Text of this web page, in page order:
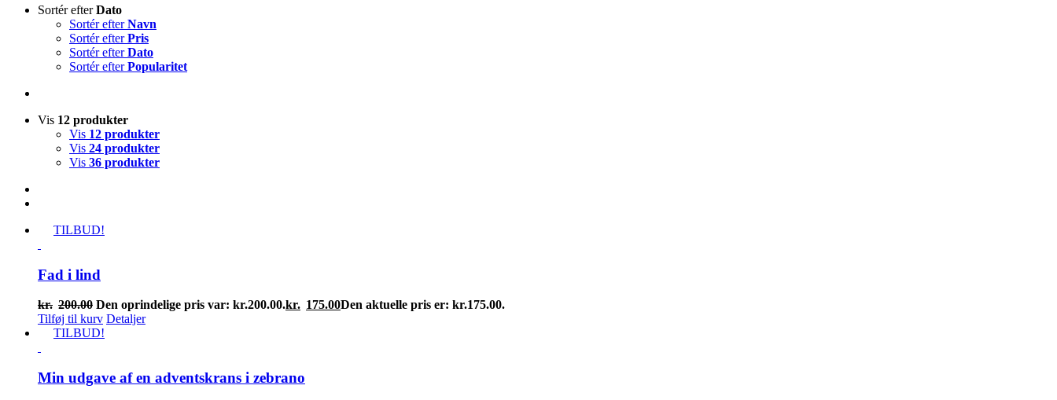
Sortér efterDato
Sortér efterNavn
Sortér efterPris
Sortér efterDato
Sortér efterPopularitet
Vis 12 produkter
Vis 12 produkter
Vis 24 produkter
Vis 36 produkter
TILBUD!
Fad i lind
kr. 200.00 Den oprindelige pris var: kr.200.00.kr. 175.00Den aktuelle pris er: kr.175.00.
Tilføj til kurv Detaljer
TILBUD!
Min udgave af en adventskrans i zebrano